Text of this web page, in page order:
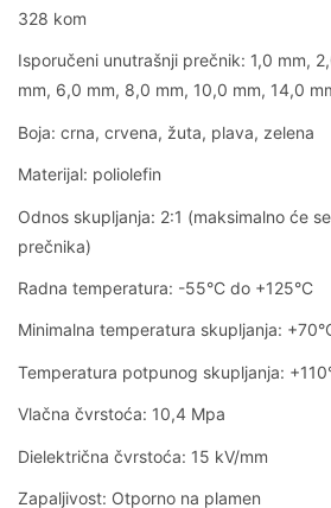
328 kom
Isporučeni unutrašnji prečnik: 1,0 mm,
mm, 6,0 mm, 8,0 mm, 10,0 mm, 14,0
Boja: crna, crvena, žuta, plava, zelena
Materijal: poliolefin
Odnos skupljanja: 2:1 (maksimalno će
prečnika)
Radna temperatura: -55°C do +125°C
Minimalna temperatura skupljanja:
Temperatura potpunog skupljanja:
Vlačna čvrstoća: 10,4 Mpa
Dielektrična čvrstoća: 15 kV/mm
Zapaljivost: Otporno na plamen